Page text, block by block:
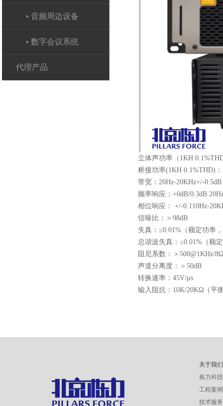
• 音频周边设备
• 数字会议系统
代理产品
立体声功率（1KH
桥接功率(1KH 0.1%THD)
带宽：20Hz-20KHz+/-0.5dB
频率响应：+0dB/0.3dB
相位响应： +/-0.110Hz-
信噪比：＞98dB
失真：≤0.01%（额定功率
总谐波失真：≤0.01%（额
阻尼系数：＞500@1KHz/8Ω
声道分离度：＞50dB
转换速率：45V/μs
输入阻抗：10K/20KΩ（平
关于我们
栋力科技
工程案例
技术服务